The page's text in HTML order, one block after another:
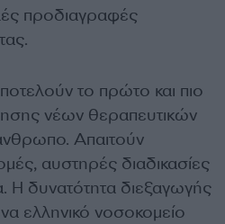
προδιαγραφές
το πρώτο και πιο
νέων θεραπευτικών
Απαιτούν
αυστηρές διαδικασίες
Η δυνατότητα διεξαγωγής
ελληνικό νοσοκομείο